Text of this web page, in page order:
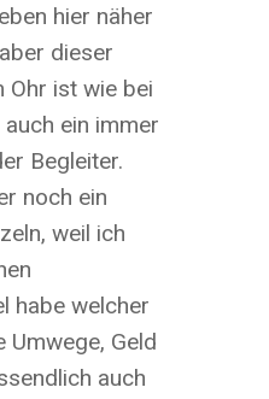
hier näher
dieser
Ohr ist wie bei
ein immer
Begleiter.
noch ein
weil ich
habe welcher
Umwege, Geld
auch